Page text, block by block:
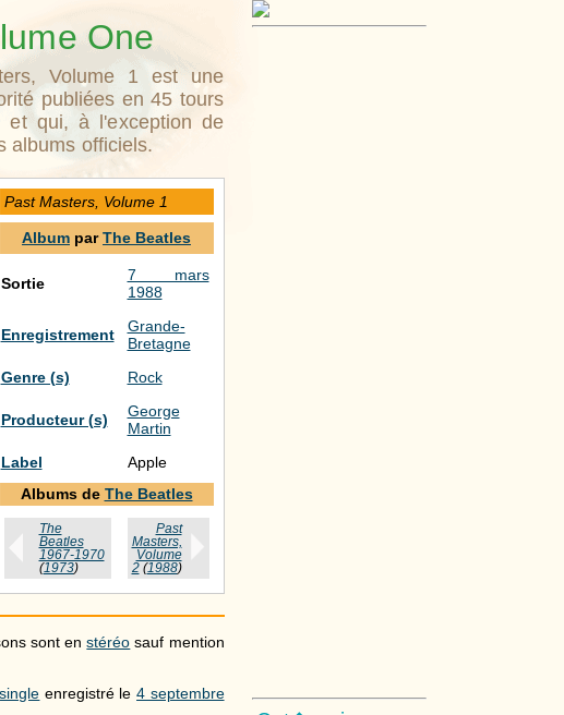
One
Volume 1 est une
publiées en 45 tours
et qui, à l'exception de
albums officiels.
Past Masters, Volume 1
Album parThe Beatles
Sortie
7 mars
1988
Enregistrement
Grande-
Bretagne
Genre (s)
Rock
Producteur (s)
George
Martin
Label
Apple
Albums de The Beatles
The
Beatles
1967-1970
(1973)
Past
Masters,
Volume
2(1988)
sont enstéréo sauf mention
single enregistré le4 septembre